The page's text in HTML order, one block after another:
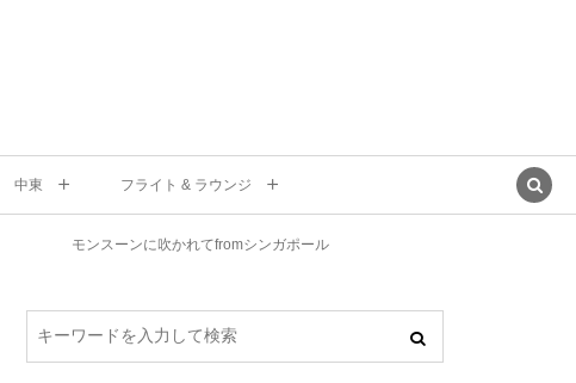
中東 フライト & ラウンジ
モンスーンに吹かれてfromシンガポール